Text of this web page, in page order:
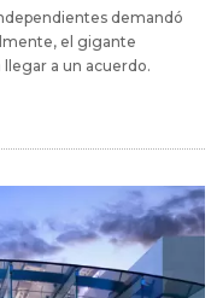
demandó
el gigante
a un acuerdo.